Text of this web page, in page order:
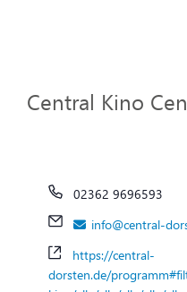
Central Kino
Telefon
02362 9696593
Emailinfo@central-
Webseite
https://central-
dorsten.de/